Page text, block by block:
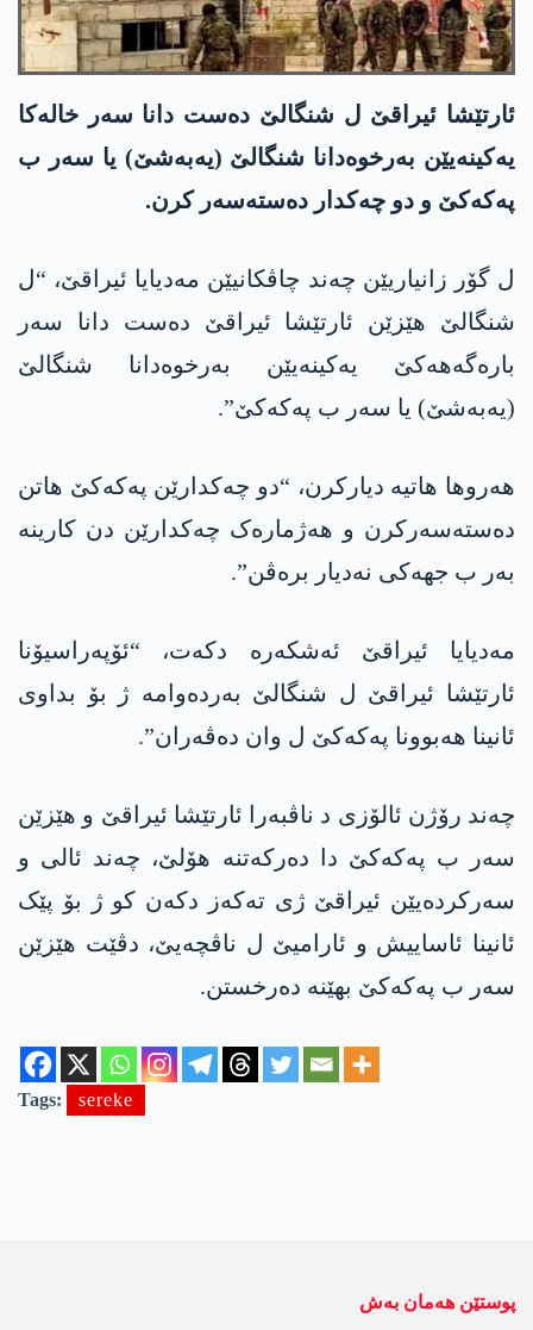
ئارتێشا ئیراقێ ل شنگالێ دەست دانا سەر خالەکا
یەکینەیێن بەرخوەدانا شنگالێ (یەبەشێ) یا سەر ب
پەکەکێ و دو چەکدار دەستەسەر کرن.
ل گۆر زانیاریێن چەند چاڤکانیێن مەدیایا ئیراقێ، “ل
شنگالێ ھێزێن ئارتێشا ئیراقێ دەست دانا سەر
بارەگەھەکێ یەکینەیێن بەرخوەدانا شنگالێ
(یەبەشێ) یا سەر ب پەکەکێ”.
ھەروھا ھاتیە دیارکرن، “دو چەکدارێن پەکەکێ ھاتن
دەستەسەرکرن و ھەژمارەک چەکدارێن دن کارینە
بەر ب جھەکی نەدیار برەڤن”.
مەدیایا ئیراقێ ئەشکەرە دکەت، “ئۆپەراسیۆنا
ئارتێشا ئیراقێ ل شنگالێ بەردەوامە ژ بۆ بداوی
ئانینا ھەبوونا پەکەکێ ل وان دەڤەران”.
چەند رۆژن ئالۆزی د ناڤبەرا ئارتێشا ئیراقێ و ھێزێن
سەر ب پەکەکێ دا دەرکەتنە ھۆلێ، چەند ئالی و
سەرکردەیێن ئیراقێ ژی تەکەز دکەن کو ژ بۆ پێک
ئانینا ئاساییش و ئارامیێ ل ناڤچەیێ، دڤێت ھێزێن
سەر ب پەکەکێ بهێنە دەرخستن.
Tags: sereke
پوستێن ھەمان بەش